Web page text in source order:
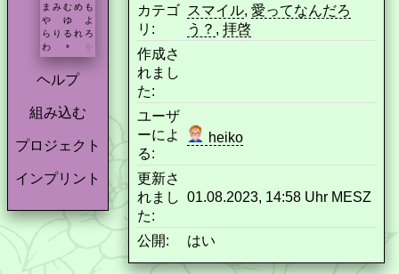
ま み む め も
や
ゆ
よ
ら り る れ ろ
わ
* を
ヘルプ
組み込む
プロジェクト
インプリント
カテゴ
リ:
スマイル, 愛ってなんだろ
う？ , 拝啓
作成さ
れまし
た:
ユーザ
ーによ
る:
heiko
更新さ
れまし
た:
01.08.2023, 14:58 Uhr MESZ
公開: はい